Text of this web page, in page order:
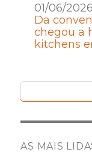
01/06/
Da
chegou a
kitchens
AS MAIS